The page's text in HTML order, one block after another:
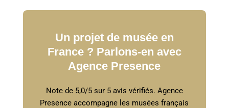
Un projet de musée en
France ? Parlons-en avec
Agence Presence
Note de 5,0/5 sur 5 avis vérifiés. Agence
Presence accompagne les musées français